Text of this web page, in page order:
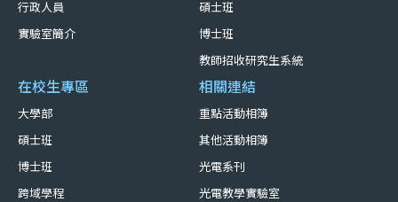
行政人員
實驗室簡介
碩士班
博士班
教師招收研究生系統
在校生專區
大學部
碩士班
博士班
跨域學程
相關連結
重點活動相簿
其他活動相簿
光電系刊
光電教學實驗室